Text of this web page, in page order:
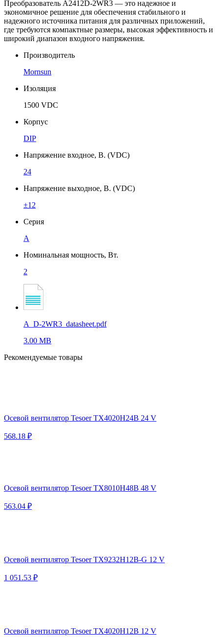
Преобразователь A2412D-2WR3 — это надежное и
экономичное решение для обеспечения стабильного и
надежного источника питания для различных приложений,
где требуются компактные размеры, высокая эффективность и
широкий диапазон входного напряжения.
Производитель
Mornsun
Изоляция
1500 VDC
Корпус
DIP
Напряжение входное, В. (VDC)
24
Напряжение выходное, В. (VDC)
±12
Серия
A
Номинальная мощность, Вт.
2
A_D-2WR3_datasheet.pdf
3.00 MB
Рекомендуемые товары
Осевой вентилятор Tesoer TX4020H24B 24 V
568.18 ₽
Осевой вентилятор Tesoer TX8010H48B 48 V
563.04 ₽
Осевой вентилятор Tesoer TX9232H12B-G 12 V
1 051.53 ₽
Осевой вентилятор Tesoer TX4020H12B 12 V